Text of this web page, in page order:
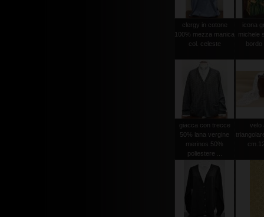
clergy in cotone
100% mezza manica
col. celeste
icona
michele
bordo
giacca con trecce
50% lana vergine
merinos 50%
poliestere ...
velo